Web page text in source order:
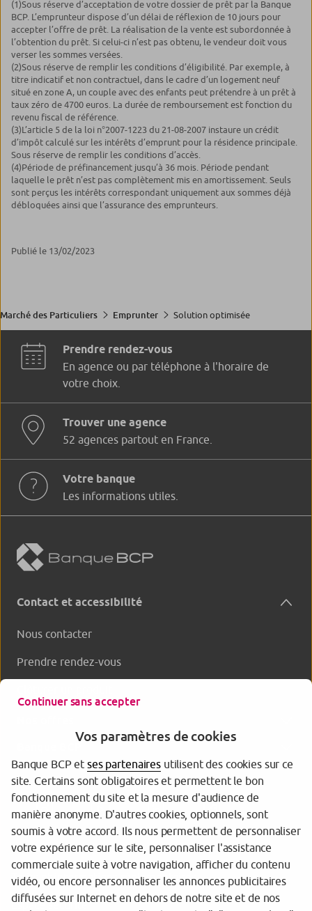
(1)Sous réserve d’acceptation de votre dossier de prêt par la Banque
BCP. L’emprunteur dispose d’un délai de réflexion de 10 jours pour
accepter l’offre de prêt. La réalisation de la vente est subordonnée à
l’obtention du prêt. Si celui-ci n’est pas obtenu, le vendeur doit vous
verser les sommes versées.
(2)Sous réserve de remplir les conditions d’éligibilité. Par exemple, à
titre indicatif et non contractuel, dans le cadre d’un logement neuf
situé en zone A, un couple avec des enfants peut prétendre à un prêt à
taux zéro de 4700 euros. La durée de remboursement est fonction du
revenu fiscal de référence.
(3)L’article 5 de la loi n°2007-1223 du 21-08-2007 instaure un crédit
d’impôt calculé sur les intérêts d’emprunt pour la résidence principale.
Sous réserve de remplir les conditions d’accès.
(4)Période de préfinancement jusqu’à 36 mois. Période pendant
laquelle le prêt n’est pas complètement mis en amortissement. Seuls
sont perçus les intérêts correspondant uniquement aux sommes déjà
débloquées ainsi que l’assurance des emprunteurs.
Publié le 13/02/2023
Marché des Particuliers Emprunter Solution optimisée
Prendre rendez-vous
En agence ou par téléphone à l'horaire de
votre choix.
Trouver une agence
52 agences partout en France.
Votre banque
Les informations utiles.
Contact et accessibilité
Nous contacter
Prendre rendez-vous
Tarifs et informations réglementaires
Espace sécurité
Continuer sans accepter
Vos paramètres de cookies
Banque BCP etses partenairesutilisent des cookies sur ce
site. Certains sont obligatoires et permettent le bon
fonctionnement du site et la mesure d'audience de
manière anonyme. D'autres cookies, optionnels, sont
soumis à votre accord. Ils nous permettent de personnaliser
votre expérience sur le site, personnaliser l'assistance
commerciale suite à votre navigation, afficher du contenu
vidéo, ou encore personnaliser les annonces publicitaires
diffusées sur Internet en dehors de notre site et de nos